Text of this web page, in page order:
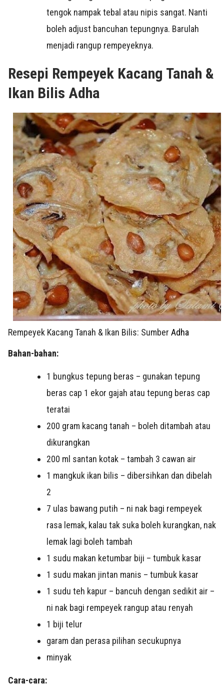
tengok nampak tebal atau nipis sangat. Nanti
boleh adjust bancuhan tepungnya. Barulah
menjadi rangup rempeyeknya.
Resepi Rempeyek Kacang Tanah &
Ikan Bilis Adha
Rempeyek Kacang Tanah & Ikan Bilis: Sumber Adha
Bahan-bahan:
1 bungkus tepung beras – gunakan tepung
beras cap 1 ekor gajah atau tepung beras cap
teratai
200 gram kacang tanah – boleh ditambah atau
dikurangkan
200 ml santan kotak – tambah 3 cawan air
1 mangkuk ikan bilis – dibersihkan dan dibelah
2
7 ulas bawang putih – ni nak bagi rempeyek
rasa lemak, kalau tak suka boleh kurangkan, nak
lemak lagi boleh tambah
1 sudu makan ketumbar biji – tumbuk kasar
1 sudu makan jintan manis – tumbuk kasar
1 sudu teh kapur – bancuh dengan sedikit air –
ni nak bagi rempeyek rangup atau renyah
1 biji telur
garam dan perasa pilihan secukupnya
minyak
Cara-cara: